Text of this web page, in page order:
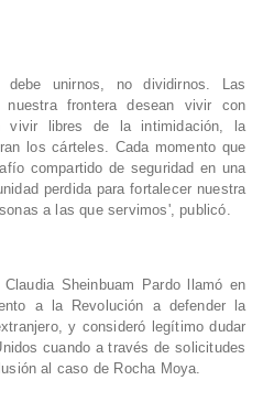
unirnos, no dividirnos. Las
frontera desean vivir con
vivir libres de la intimidación, la
los cárteles. Cada momento que
compartido de seguridad en una
perdida para fortalecer nuestra
a las que servimos', publicó.
Sheinbuam Pardo llamó en
a la Revolución a defender la
y consideró legítimo dudar
cuando a través de solicitudes
al caso de Rocha Moya.